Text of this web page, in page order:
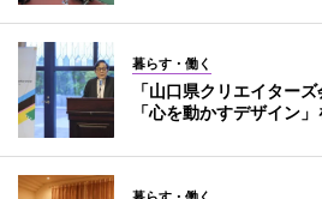
暮らす・働く
「山口県クリエイター
「心を動かすデザイン」